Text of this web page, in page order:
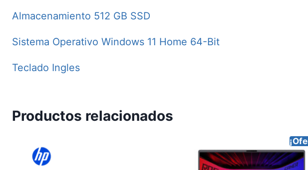
Almacenamiento 512 GB SSD
Sistema Operativo Windows 11 Home 64-Bit
Teclado Ingles
Productos relacionados